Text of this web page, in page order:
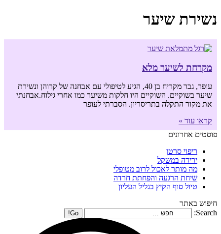
נשירת שיער
מקרחת לשיער מלא
עופר, גבר מקריח בן 40, הגיע לטיפולי עם אבחנה של קרוהן ונשירת
שיער בשוקיים. השוקיים היו חלקות משיער כמו אחרי גילוח.אבחנתי
את מקור התקלה בתריסריון. הסברתי לעופר
קראו עוד »
פוסטים אחרונים
ריפוי סרטן
ירידה במשקל
מה מותר לאכול לרוב מטופלי
שיחת הרגעה והפחתת חרדה
טיול סוף הקיץ בגליל העליון
חיפוש באתר
Search: